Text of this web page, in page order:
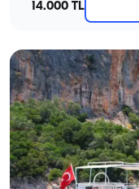
14.000 TL